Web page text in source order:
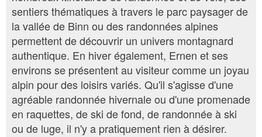
sentiers thématiques à travers le parc paysager de
la vallée de Binn ou des randonnées alpines
permettent de découvrir un univers montagnard
authentique. En hiver également, Ernen et ses
environs se présentent au visiteur comme un joyau
alpin pour des loisirs variés. Qu'il s'agisse d'une
agréable randonnée hivernale ou d'une promenade
en raquettes, de ski de fond, de randonnée à ski
ou de luge, il n'y a pratiquement rien à désirer.